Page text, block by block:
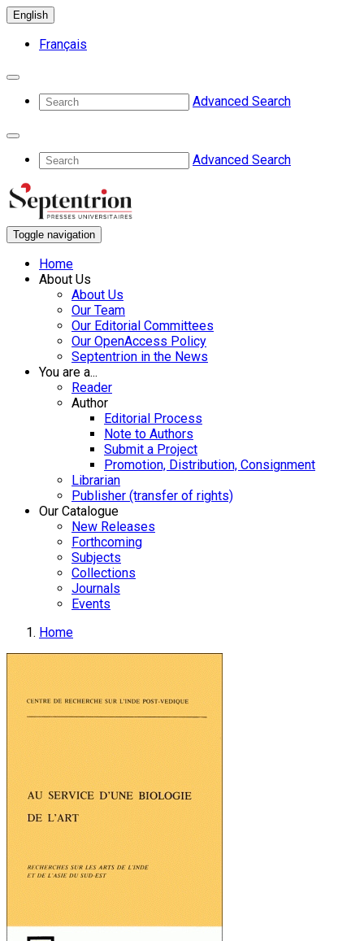
English
Français
Advanced Search
Advanced Search
Toggle navigation
Home
About Us
About Us
Our Team
Our Editorial Committees
Our OpenAccess Policy
Septentrion in the News
You are a...
Reader
Author
Editorial Process
Note to Authors
Submit a Project
Promotion, Distribution, Consignment
Librarian
Publisher (transfer of rights)
Our Catalogue
New Releases
Forthcoming
Subjects
Collections
Journals
Events
Home